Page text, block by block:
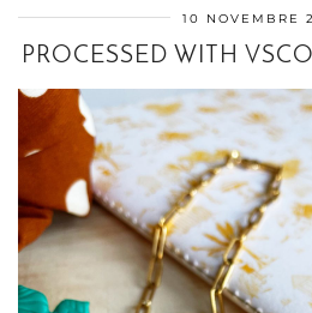
10 NOVEMBRE
PROCESSED WITH